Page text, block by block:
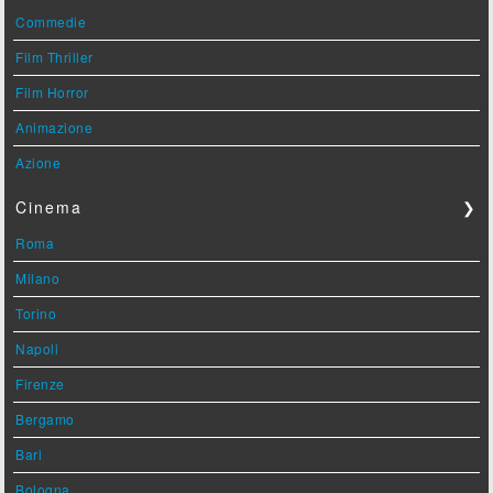
Commedie
Film Thriller
Film Horror
Animazione
Azione
Cinema ❯
Roma
Milano
Torino
Napoli
Firenze
Bergamo
Bari